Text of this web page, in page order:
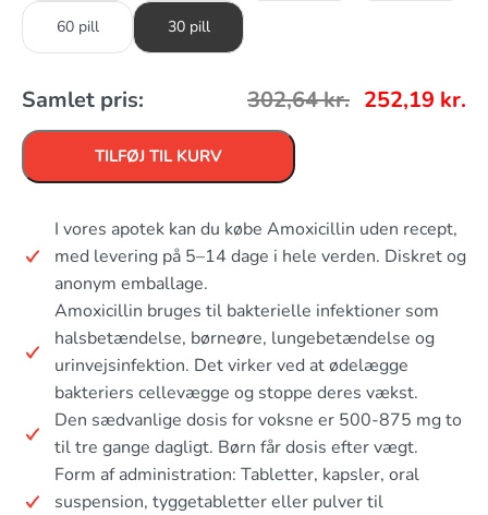
60 pill 30 pill
Samlet pris: 302,64kr. 252,19 kr.
TILFØJ TIL KURV
I vores apotek kan du købe Amoxicillin uden recept,
med levering på 5–14 dage i hele verden. Diskret og
anonym emballage.
Amoxicillin bruges til bakterielle infektioner som
halsbetændelse, børneøre, lungebetændelse og
urinvejsinfektion. Det virker ved at ødelægge
bakteriers cellevægge og stoppe deres vækst.
Den sædvanlige dosis for voksne er 500-875 mg to
til tre gange dagligt. Børn får dosis efter vægt.
Form af administration: Tabletter, kapsler, oral
suspension, tyggetabletter eller pulver til